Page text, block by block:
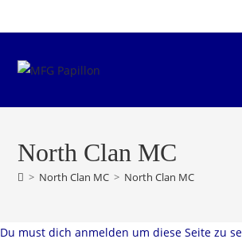
Inhalt
North Clan MC
> North Clan MC > North Clan MC
Du must dich anmelden um diese Seite zu